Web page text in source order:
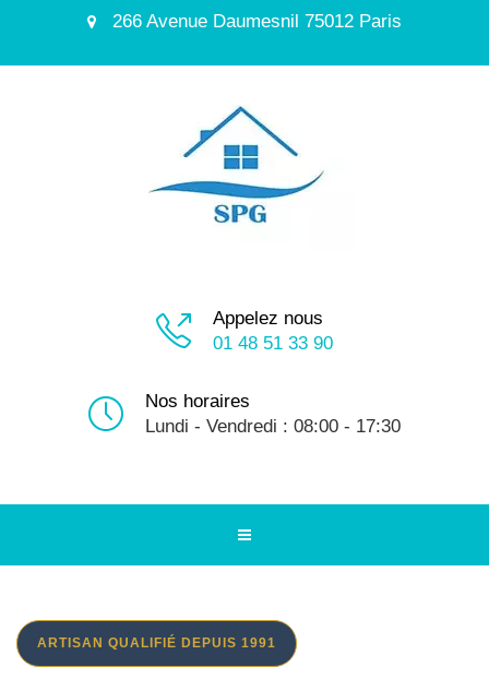
266 Avenue Daumesnil 75012 Paris
Appelez nous
01 48 51 33 90
Nos horaires
Lundi - Vendredi : 08:00 - 17:30
ARTISAN QUALIFIÉ DEPUIS 1991